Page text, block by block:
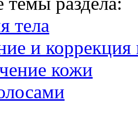
тела
и коррекция
кожи